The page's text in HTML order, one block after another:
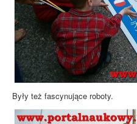
Były też fascynujące roboty.